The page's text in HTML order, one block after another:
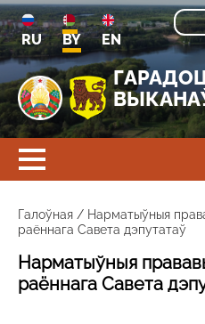
RU BY EN
Галоўная / Нарматыўныя
раённага Савета дэпутатаў
Нарматыўныя
раённага Савета